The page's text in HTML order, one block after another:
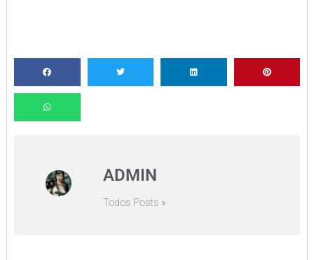
ADMIN
Todos Posts »